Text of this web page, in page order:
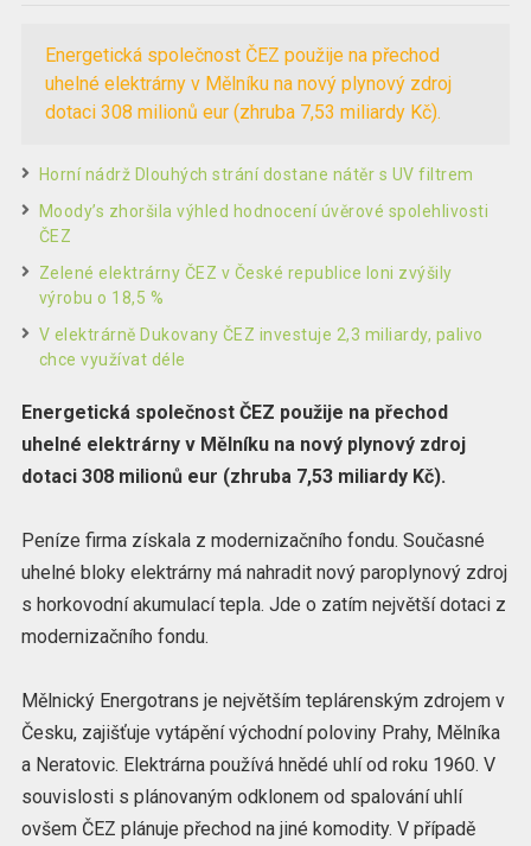
Energetická společnost ČEZ použije na přechod
uhelné elektrárny v Mělníku na nový plynový zdroj
dotaci 308 milionů eur (zhruba 7,53 miliardy Kč).
Horní nádrž Dlouhých strání dostane nátěr s UV filtrem
Moody’s zhoršila výhled hodnocení úvěrové spolehlivosti
ČEZ
Zelené elektrárny ČEZ v České republice loni zvýšily
výrobu o 18,5 %
V elektrárně Dukovany ČEZ investuje 2,3 miliardy, palivo
chce využívat déle
Energetická společnost ČEZ použije na přechod
uhelné elektrárny v Mělníku na nový plynový zdroj
dotaci 308 milionů eur (zhruba 7,53 miliardy Kč).
Peníze firma získala z modernizačního fondu. Současné
uhelné bloky elektrárny má nahradit nový paroplynový zdroj
s horkovodní akumulací tepla. Jde o zatím největší dotaci z
modernizačního fondu.
Mělnický Energotrans je největším teplárenským zdrojem v
Česku, zajišťuje vytápění východní poloviny Prahy, Mělníka
a Neratovic. Elektrárna používá hnědé uhlí od roku 1960. V
souvislosti s plánovaným odklonem od spalování uhlí
ovšem ČEZ plánuje přechod na jiné komodity. V případě